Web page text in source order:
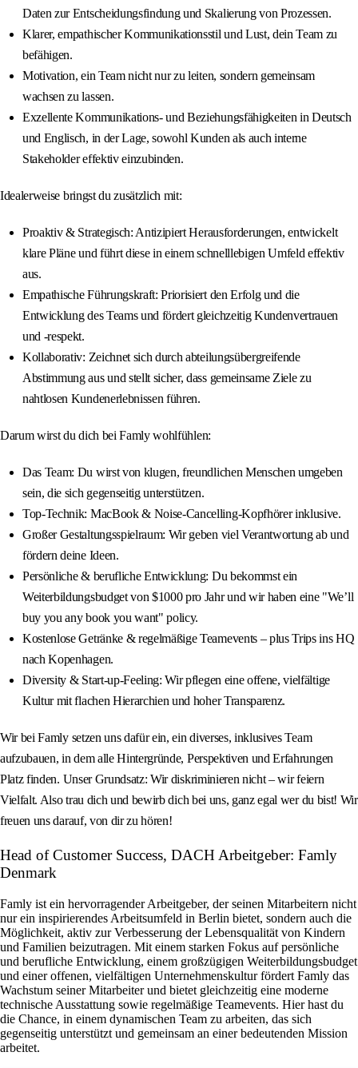
Daten zur Entscheidungsfindung und Skalierung von Prozessen.
Klarer, empathischer Kommunikationsstil und Lust, dein Team zu
befähigen.
Motivation, ein Team nicht nur zu leiten, sondern gemeinsam
wachsen zu lassen.
Exzellente Kommunikations- und Beziehungsfähigkeiten in Deutsch
und Englisch, in der Lage, sowohl Kunden als auch interne
Stakeholder effektiv einzubinden.
Idealerweise bringst du zusätzlich mit:
Proaktiv & Strategisch: Antizipiert Herausforderungen, entwickelt
klare Pläne und führt diese in einem schnelllebigen Umfeld effektiv
aus.
Empathische Führungskraft: Priorisiert den Erfolg und die
Entwicklung des Teams und fördert gleichzeitig Kundenvertrauen
und -respekt.
Kollaborativ: Zeichnet sich durch abteilungsübergreifende
Abstimmung aus und stellt sicher, dass gemeinsame Ziele zu
nahtlosen Kundenerlebnissen führen.
Darum wirst du dich bei Famly wohlfühlen:
Das Team: Du wirst von klugen, freundlichen Menschen umgeben
sein, die sich gegenseitig unterstützen.
Top-Technik: MacBook & Noise‑Cancelling‑Kopfhörer inklusive.
Großer Gestaltungsspielraum: Wir geben viel Verantwortung ab und
fördern deine Ideen.
Persönliche & berufliche Entwicklung: Du bekommst ein
Weiterbildungsbudget von $1000 pro Jahr und wir haben eine "We’ll
buy you any book you want" policy.
Kostenlose Getränke & regelmäßige Teamevents – plus Trips ins HQ
nach Kopenhagen.
Diversity & Start‑up-Feeling: Wir pflegen eine offene, vielfältige
Kultur mit flachen Hierarchien und hoher Transparenz.
Wir bei Famly setzen uns dafür ein, ein diverses, inklusives Team
aufzubauen, in dem alle Hintergründe, Perspektiven und Erfahrungen
Platz finden. Unser Grundsatz: Wir diskriminieren nicht – wir feiern
Vielfalt. Also trau dich und bewirb dich bei uns, ganz egal wer du bist! Wir
freuen uns darauf, von dir zu hören!
Head of Customer Success, DACH Arbeitgeber: Famly
Denmark
Famly ist ein hervorragender Arbeitgeber, der seinen Mitarbeitern nicht
nur ein inspirierendes Arbeitsumfeld in Berlin bietet, sondern auch die
Möglichkeit, aktiv zur Verbesserung der Lebensqualität von Kindern
und Familien beizutragen. Mit einem starken Fokus auf persönliche
und berufliche Entwicklung, einem großzügigen Weiterbildungsbudget
und einer offenen, vielfältigen Unternehmenskultur fördert Famly das
Wachstum seiner Mitarbeiter und bietet gleichzeitig eine moderne
technische Ausstattung sowie regelmäßige Teamevents. Hier hast du
die Chance, in einem dynamischen Team zu arbeiten, das sich
gegenseitig unterstützt und gemeinsam an einer bedeutenden Mission
arbeitet.